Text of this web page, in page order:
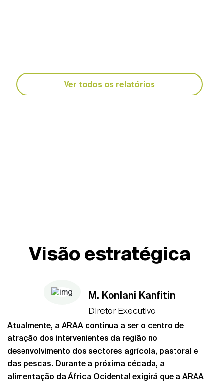
Ver todos os relatórios
Visão estratégica
M. Konlani Kanfitin
Diretor Executivo
Atualmente, a ARAA continua a ser o centro de
atração dos intervenientes da região no
desenvolvimento dos sectores agrícola, pastoral e
das pescas. Durante a próxima década, a
alimentação da África Ocidental exigirá que a ARAA